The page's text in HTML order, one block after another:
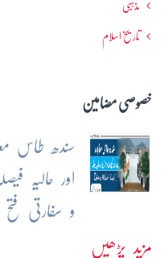
مذہبی
تاریخ اسلام
خصوصی مضامین
سندھ طاس
اور حالیہ
و سفارتی فتح
مزید پڑھیں